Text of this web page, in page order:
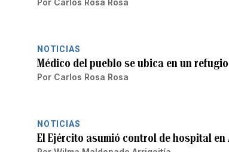
Por Carlos Rosa Rosa
NOTICIAS
Médico del pueblo se ubica en un
Por Carlos Rosa Rosa
NOTICIAS
El Ejército asumió control de hospital en